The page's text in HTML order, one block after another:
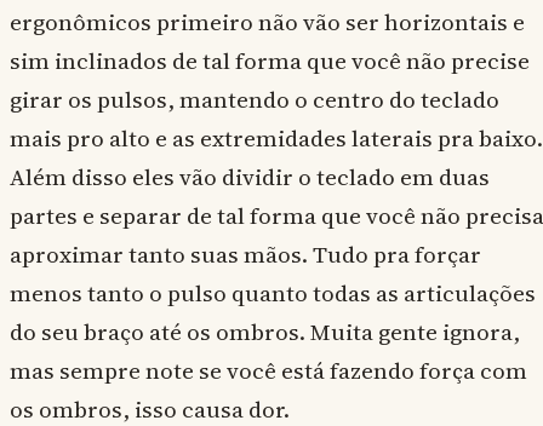
ergonômicos primeiro não vão ser horizontais e
sim inclinados de tal forma que você não precise
girar os pulsos, mantendo o centro do teclado
mais pro alto e as extremidades laterais pra baixo.
Além disso eles vão dividir o teclado em duas
partes e separar de tal forma que você não precisa
aproximar tanto suas mãos. Tudo pra forçar
menos tanto o pulso quanto todas as articulações
do seu braço até os ombros. Muita gente ignora,
mas sempre note se você está fazendo força com
os ombros, isso causa dor.